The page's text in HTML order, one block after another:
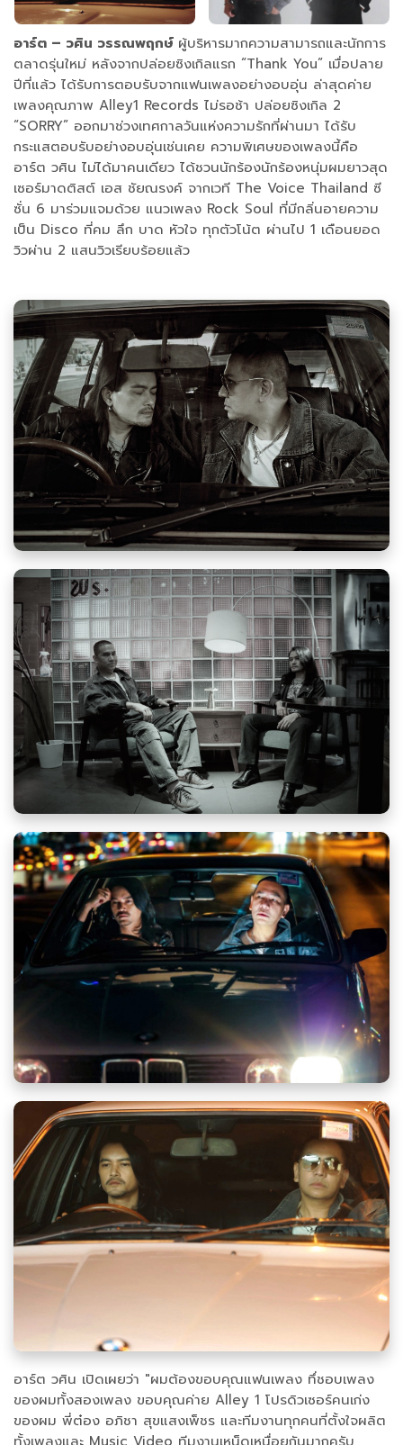
อาร์ต – วศิน วรรณพฤกษ์ ผู้บริหารมากความสามารถและนักการ
ตลาดรุ่นใหม่ หลังจากปล่อยซิงเกิลแรก “Thank You” เมื่อปลาย
ปีที่แล้ว ได้รับการตอบรับจากแฟนเพลงอย่างอบอุ่น ล่าสุดค่าย
เพลงคุณภาพ Alley1 Records ไม่รอช้า ปล่อยซิงเกิล 2
“SORRY” ออกมาช่วงเทศกาลวันแห่งความรักที่ผ่านมา ได้รับ
กระแสตอบรับอย่างอบอุ่นเช่นเคย ความพิเศษของเพลงนี้คือ
อาร์ต วศิน ไม่ได้มาคนเดียว ได้ชวนนักร้องนักร้องหนุ่มผมยาวสุด
เซอร์มาดติสต์ เอส ชัยณรงค์ จากเวที The Voice Thailand ซี
ซั่น 6 มาร่วมแจมด้วย แนวเพลง Rock Soul ที่มีกลิ่นอายความ
เป็น Disco ที่คม ลึก บาด หัวใจ ทุกตัวโน้ต ผ่านไป 1 เดือนยอด
วิวผ่าน 2 แสนวิวเรียบร้อยแล้ว
อาร์ต วศิน เปิดเผยว่า "ผมต้องขอบคุณแฟนเพลง ทึ่ชอบเพลง
ของผมทั้งสองเพลง ขอบคุณค่าย Alley 1 โปรดิวเซอร์คนเก่ง
ของผม พี่ต๋อง อภิชา สุขแสงเพ็ชร และทีมงานทุกคนที่ตั้งใจผลิต